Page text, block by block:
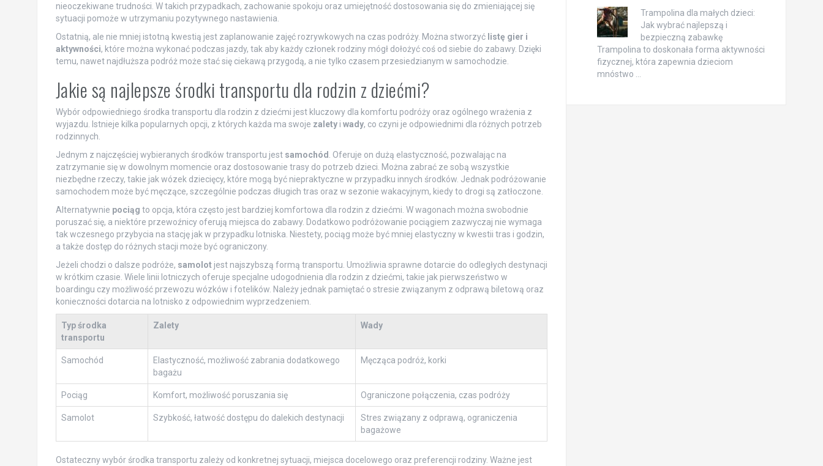
nieoczekiwane trudności. W takich przypadkach, zachowanie spokoju oraz umiejętność dostosowania się do zmieniającej się
sytuacji pomoże w utrzymaniu pozytywnego nastawienia.
Ostatnią, ale nie mniej istotną kwestią jest zaplanowanie zajęć rozrywkowych na czas podróży. Można stworzyć listę gier i
aktywności, które można wykonać podczas jazdy, tak aby każdy członek rodziny mógł dołożyć coś od siebie do zabawy. Dzięki
temu, nawet najdłuższa podróż może stać się ciekawą przygodą, a nie tylko czasem przesiedzianym w samochodzie.
Jakie są najlepsze środki transportu dla rodzin z dziećmi?
Wybór odpowiedniego środka transportu dla rodzin z dziećmi jest kluczowy dla komfortu podróży oraz ogólnego wrażenia z
wyjazdu. Istnieje kilka popularnych opcji, z których każda ma swoje zaletyi wady, co czyni je odpowiednimi dla różnych potrzeb
rodzinnych.
Jednym z najczęściej wybieranych środków transportu jest samochód . Oferuje on dużą elastyczność, pozwalając na
zatrzymanie się w dowolnym momencie oraz dostosowanie trasy do potrzeb dzieci. Można zabrać ze sobą wszystkie
niezbędne rzeczy, takie jak wózek dziecięcy, które mogą być niepraktyczne w przypadku innych środków. Jednak podróżowanie
samochodem może być męczące, szczególnie podczas długich tras oraz w sezonie wakacyjnym, kiedy to drogi są zatłoczone.
Alternatywnie pociąg to opcja, która często jest bardziej komfortowa dla rodzin z dziećmi. W wagonach można swobodnie
poruszać się, a niektóre przewoźnicy oferują miejsca do zabawy. Dodatkowo podróżowanie pociągiem zazwyczaj nie wymaga
tak wczesnego przybycia na stację jak w przypadku lotniska. Niestety, pociąg może być mniej elastyczny w kwestii tras i godzin,
a także dostęp do różnych stacji może być ograniczony.
Jeżeli chodzi o dalsze podróże, samolotjest najszybszą formą transportu. Umożliwia sprawne dotarcie do odległych destynacji
w krótkim czasie. Wiele linii lotniczych oferuje specjalne udogodnienia dla rodzin z dziećmi, takie jak pierwszeństwo w
boardingu czy możliwość przewozu wózków i fotelików. Należy jednak pamiętać o stresie związanym z odprawą biletową oraz
konieczności dotarcia na lotnisko z odpowiednim wyprzedzeniem.
Typ środka
transportu
Zalety Wady
Samochód
Elastyczność, możliwość zabrania dodatkowego
bagażu
Męcząca podróż, korki
Pociąg Komfort, możliwość poruszania się Ograniczone połączenia, czas podróży
Samolot Szybkość, łatwość dostępu do dalekich destynacji
Stres związany z odprawą, ograniczenia
bagażowe
Ostateczny wybór środka transportu zależy od konkretnej sytuacji, miejsca docelowego oraz preferencji rodziny. Ważne jest
Trampolina dla małych dzieci:
Jak wybrać najlepszą i
bezpieczną zabawkę
Trampolina to doskonała forma aktywności
fizycznej, która zapewnia dzieciom
mnóstwo …